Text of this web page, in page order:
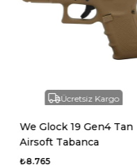
Ücretsiz Kargo
We Glock 19 Gen4 Tan
Airsoft Tabanca
₺8.765